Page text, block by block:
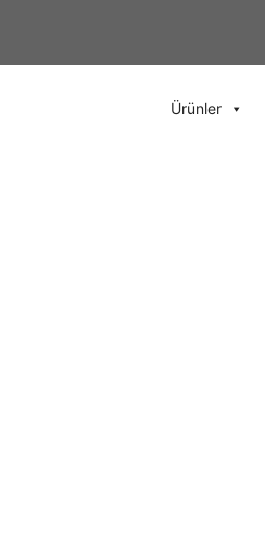
Ürünler